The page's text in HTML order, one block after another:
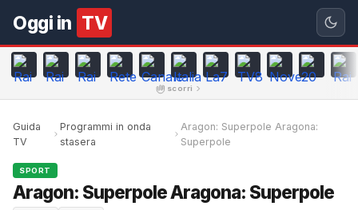
Oggi in TV
scorri
Guida
TV
Programmi in onda
stasera
Aragon: Superpole Aragona:
Superpole
SPORT
Aragon: Superpole Aragona: Superpole